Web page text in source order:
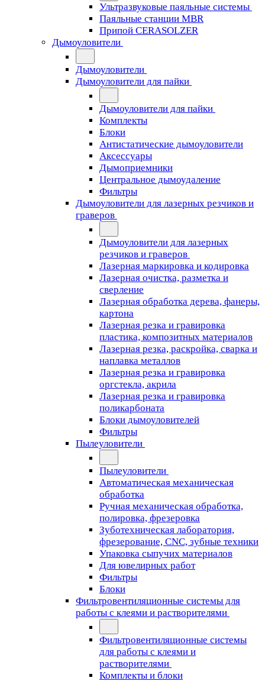
Ультразвуковые паяльные системы
Паяльные станции MBR
Припой CERASOLZER
Дымоуловители
Дымоуловители
Дымоуловители для пайки
Дымоуловители для пайки
Комплекты
Блоки
Антистатические дымоуловители
Аксессуары
Дымоприемники
Центральное дымоудаление
Фильтры
Дымоуловители для лазерных резчиков и
граверов
Дымоуловители для лазерных
резчиков и граверов
Лазерная маркировка и кодировка
Лазерная очистка, разметка и
сверление
Лазерная обработка дерева, фанеры,
картона
Лазерная резка и гравировка
пластика, композитных материалов
Лазерная резка, раскройка, сварка и
наплавка металлов
Лазерная резка и гравировка
оргстекла, акрила
Лазерная резка и гравировка
поликарбоната
Блоки дымоуловителей
Фильтры
Пылеуловители
Пылеуловители
Автоматическая механическая
обработка
Ручная механическая обработка,
полировка, фрезеровка
Зуботехническая лаборатория,
фрезерование, CNC, зубные техники
Упаковка сыпучих материалов
Для ювелирных работ
Фильтры
Блоки
Фильтровентиляционные системы для
работы с клеями и растворителями
Фильтровентиляционные системы
для работы с клеями и
растворителями
Комплекты и блоки